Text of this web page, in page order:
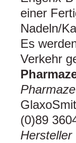
einer
Nadeln/
Es
Verkehr
(0)89
Hersteller